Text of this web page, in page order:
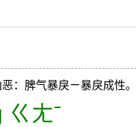
恶：脾气暴戾ㄧ暴戾成性。
ㄍㄤˉ